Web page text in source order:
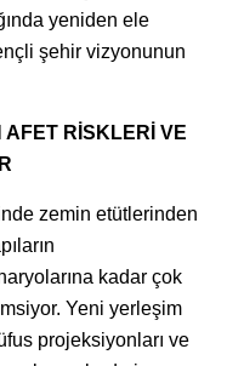
yeniden ele
şehir vizyonunun
RİSKLERİ VE
zemin etütlerinden
kadar çok
Yeni yerleşim
projeksiyonları ve